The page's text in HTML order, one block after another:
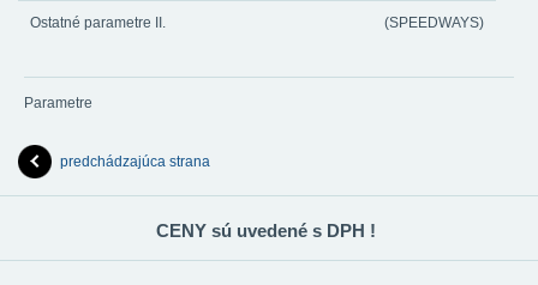
Ostatné parametre II. (SPEEDWAYS)
Parametre
predchádzajúca strana
CENY sú uvedené s DPH !